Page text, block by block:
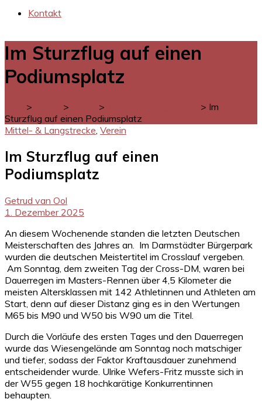
Kontakt
Im Sturzflug auf einen
Podiumsplatz
> > > > Im
Sturzflug auf einen Podiumsplatz
Mittel- & Langstrecke Verein
Im Sturzflug auf einen
Podiumsplatz
Getrud van Ool
1. Dezember 2025
An diesem Wochenende standen die letzten Deutschen
Meisterschaften des Jahres an. Im Darmstädter Bürgerpark
wurden die deutschen Meistertitel im Crosslauf vergeben.
Am Sonntag, dem zweiten Tag der Cross-DM, waren bei
Dauerregen im Masters-Rennen über 4,5 Kilometer die
meisten Altersklassen mit 142 Athletinnen und Athleten am
Start, denn auf dieser Distanz ging es in den Wertungen
M65 bis M90 und W50 bis W90 um die Titel.
Durch die Vorläufe des ersten Tages und den Dauerregen
wurde das Wiesengelände am Sonntag noch matschiger
und tiefer, sodass der Faktor Kraftausdauer zunehmend
entscheidender wurde. Ulrike Wefers-Fritz musste sich in
der W55 gegen 18 hochkarätige Konkurrentinnen
behaupten.